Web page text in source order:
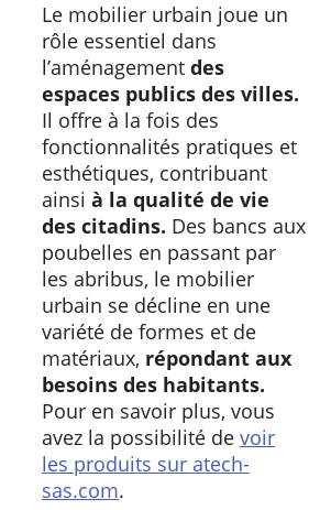
Le mobilier urbain joue un
rôle essentiel dans
l’aménagement des
espaces publics des villes.
Il offre à la fois des
fonctionnalités pratiques et
esthétiques, contribuant
ainsi à la qualité de vie
des citadins. Des bancs aux
poubelles en passant par
les abribus, le mobilier
urbain se décline en une
variété de formes et de
matériaux, répondant aux
besoins des habitants.
Pour en savoir plus, vous
avez la possibilité de voir
les produits sur atech-
sas.com.